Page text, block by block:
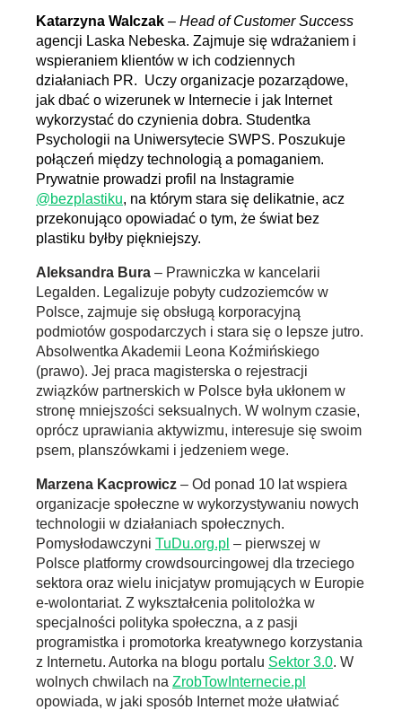
Katarzyna Walczak – Head of Customer Success
agencji Laska Nebeska. Zajmuje się wdrażaniem i
wspieraniem klientów w ich codziennych
działaniach PR. Uczy organizacje pozarządowe,
jak dbać o wizerunek w Internecie i jak Internet
wykorzystać do czynienia dobra. Studentka
Psychologii na Uniwersytecie SWPS. Poszukuje
połączeń między technologią a pomaganiem.
Prywatnie prowadzi profil na Instagramie
@bezplastiku, na którym stara się delikatnie, acz
przekonująco opowiadać o tym, że świat bez
plastiku byłby piękniejszy.
Aleksandra Bura – Prawniczka w kancelarii
Legalden. Legalizuje pobyty cudzoziemców w
Polsce, zajmuje się obsługą korporacyjną
podmiotów gospodarczych i stara się o lepsze jutro.
Absolwentka Akademii Leona Koźmińskiego
(prawo). Jej praca magisterska o rejestracji
związków partnerskich w Polsce była ukłonem w
stronę mniejszości seksualnych. W wolnym czasie,
oprócz uprawiania aktywizmu, interesuje się swoim
psem, planszówkami i jedzeniem wege.
Marzena Kacprowicz – Od ponad 10 lat wspiera
organizacje społeczne w wykorzystywaniu nowych
technologii w działaniach społecznych.
Pomysłodawczyni TuDu.org.pl – pierwszej w
Polsce platformy crowdsourcingowej dla trzeciego
sektora oraz wielu inicjatyw promujących w Europie
e-wolontariat. Z wykształcenia politolożka w
specjalności polityka społeczna, a z pasji
programistka i promotorka kreatywnego korzystania
z Internetu. Autorka na blogu portalu Sektor 3.0. W
wolnych chwilach na ZrobTowInternecie.pl
opowiada, w jaki sposób Internet może ułatwiać